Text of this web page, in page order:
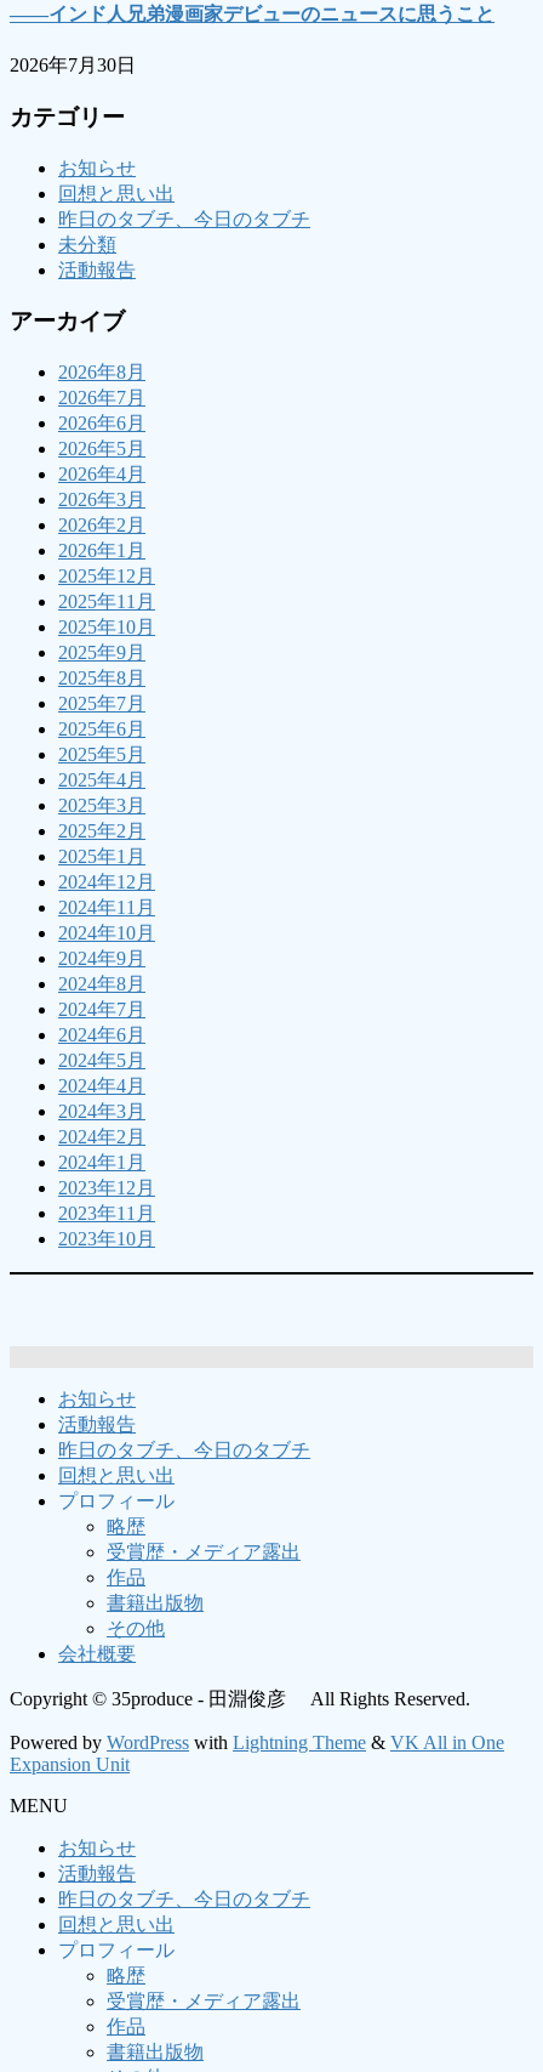
――インド人兄弟漫画家デビューのニュースに思うこと
2026年7月30日
カテゴリー
お知らせ
回想と思い出
昨日のタブチ、今日のタブチ
未分類
活動報告
アーカイブ
2026年8月
2026年7月
2026年6月
2026年5月
2026年4月
2026年3月
2026年2月
2026年1月
2025年12月
2025年11月
2025年10月
2025年9月
2025年8月
2025年7月
2025年6月
2025年5月
2025年4月
2025年3月
2025年2月
2025年1月
2024年12月
2024年11月
2024年10月
2024年9月
2024年8月
2024年7月
2024年6月
2024年5月
2024年4月
2024年3月
2024年2月
2024年1月
2023年12月
2023年11月
2023年10月
お知らせ
活動報告
昨日のタブチ、今日のタブチ
回想と思い出
プロフィール
略歴
受賞歴・メディア露出
作品
書籍出版物
その他
会社概要
Copyright © 35produce - 田淵俊彦 All Rights Reserved.
Powered by WordPress with Lightning Theme & VK All in One
Expansion Unit
MENU
お知らせ
活動報告
昨日のタブチ、今日のタブチ
回想と思い出
プロフィール
略歴
受賞歴・メディア露出
作品
書籍出版物